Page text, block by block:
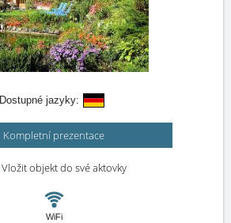
Dostupné jazyky:
Kompletní prezentace
Vložit objekt do své aktovky
WiFi